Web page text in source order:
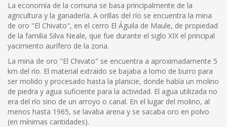
La economía de la comuna se basa principalmente de la
agricultura y la ganadería. A orillas del río se encuentra la mina
de oro "El Chivato", en el cerro El Águila de Maule, de propiedad
de la familia Silva Neale, que fue durante el siglo XIX el principal
yacimiento aurífero de la zona.
La mina de oro "El Chivato" se encuentra a aproximadamente 5
km del río. El material extraído se bajaba a lomo de burro para
ser molido y procesado hasta la planicie, donde había un molino
de piedra y agua suficiente para la actividad. El agua utilizada no
era del río sino de un arroyo o canal. En el lugar del molino, al
menos hasta 1965, se lavaba arena y se sacaba oro en polvo
(en mínimas cantidades).